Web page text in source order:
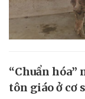
“Chuẩn
tôn giáo ở cơ